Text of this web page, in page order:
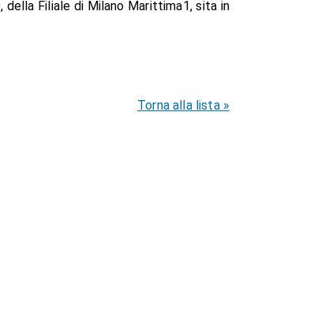
Filiale di Milano Marittima1, sita in
Torna alla lista »